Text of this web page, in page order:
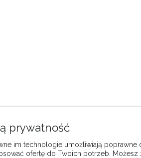
prywatność
im technologie umożliwiają poprawne
ofertę do Twoich potrzeb. Możesz